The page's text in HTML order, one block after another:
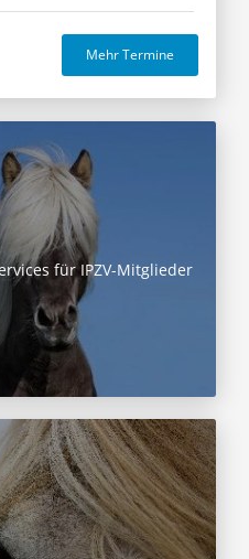
Mehr Termine
für IPZV-Mitglieder